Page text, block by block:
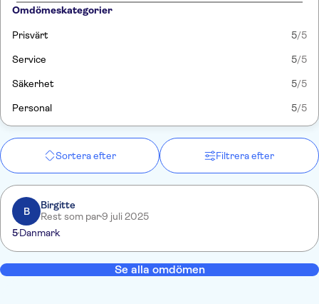
Omdömeskategorier
Prisvärt 5/5
Service 5/5
Säkerhet 5/5
Personal 5/5
Sortera efter Filtrera efter
B
Birgitte
Rest som par9 juli 2025
5Danmark
Se alla omdömen